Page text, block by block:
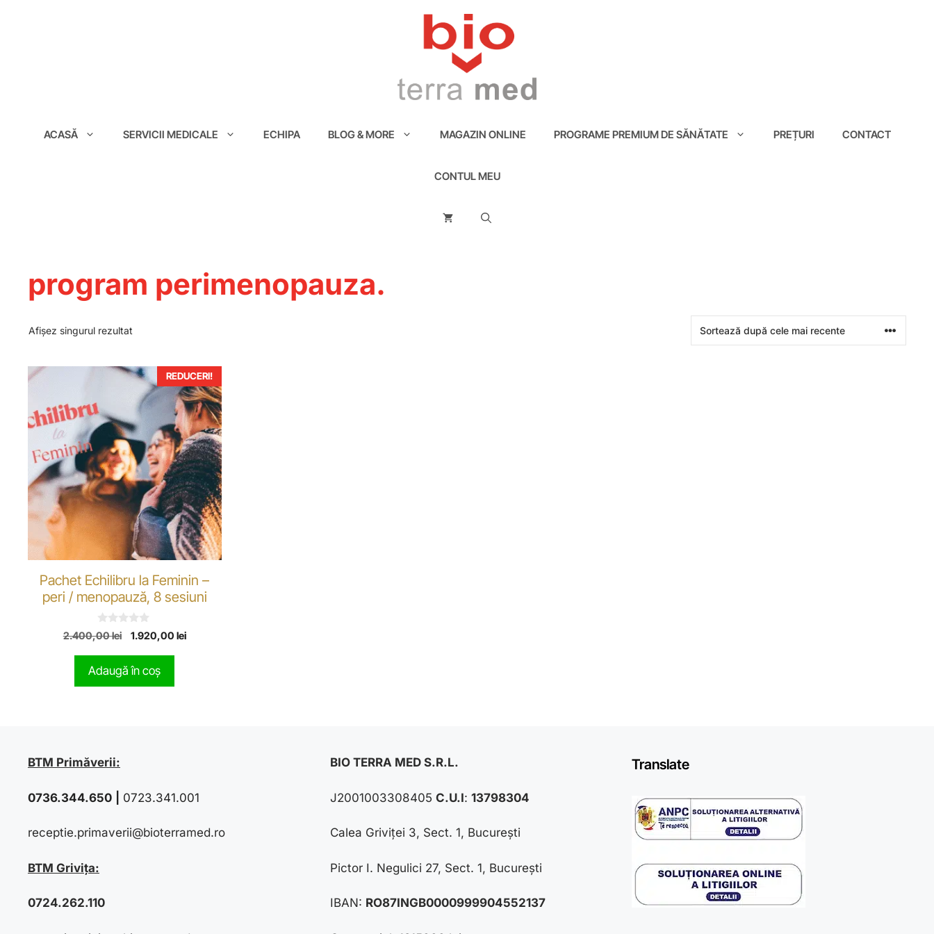
ACASĂ SERVICII MEDICALE ECHIPA BLOG & MORE MAGAZIN ONLINE PROGRAME PREMIUM DE SĂNĂTATE PREȚURI CONTACT
CONTUL MEU
program perimenopauza.
Afișez singurul rezultat
REDUCERI!
Pachet Echilibru la Feminin –
peri / menopauză, 8 sesiuni
0
o
o
5
2.400,00lei 1.920,00 lei
Adaugă în coș
BTM Primăverii:
0736.344.650 0723.341.001
receptie.primaverii@bioterramed.ro
BTM Grivița:
0724.262.110
BIO TERRA MED S.R.L.
J2001003308405 C.U.I: 13798304
Calea Griviței 3, Sect. 1, București
Pictor I. Negulici 27, Sect. 1, București
IBAN: RO87INGB0000999904552137
Translate